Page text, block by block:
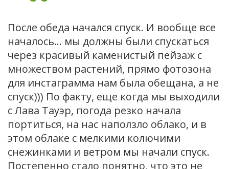
После обеда начался спуск. И вообще все
началось… мы должны были спускаться
через красивый каменистый пейзаж с
множеством растений, прямо фотозона
для инстаграмма нам была обещана, а не
спуск))) По факту, еще когда мы выходили
с Лава Тауэр, погода резко начала
портиться, на нас наползло облако, и в
этом облаке с мелкими колючими
снежинками и ветром мы начали спуск.
Постепенно стало понятно, что это не